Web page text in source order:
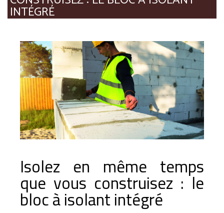
INTÉGRÉ
Isolez en même temps
que vous construisez : le
bloc à isolant intégré